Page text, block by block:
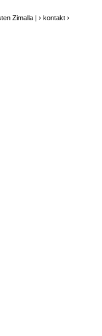
Zimalla |› kontakt ›